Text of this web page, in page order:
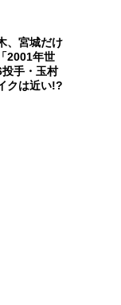
、宮城だけ
2001年世
手・玉村
クは近い!?